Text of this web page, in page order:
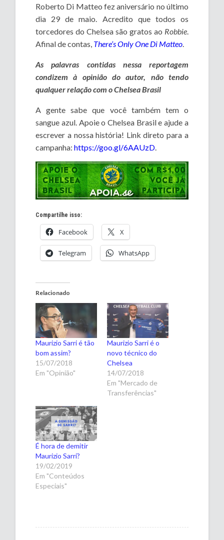
Roberto Di Matteo fez aniversário no último
dia 29 de maio. Acredito que todos os
torcedores do Chelsea são gratos ao Robbie.
Afinal de contas, There’s Only One Di Matteo
As palavras contidas nessa reportagem
condizem à opinião do autor, não tendo
qualquer relação com o Chelsea Brasil
A gente sabe que você também tem o
sangue azul. Apoie o Chelsea Brasil e ajude a
escrever a nossa história! Link direto para a
campanha:https://goo.gl/6AAUzD
Compartilhe isso:
Facebook X
Telegram WhatsApp
Relacionado
Maurizio Sarri é tão
bom assim?
15/07/2018
Em "Opinião"
Maurizio Sarri é o
novo técnico do
Chelsea
14/07/2018
Em "Mercado de
Transferências"
É hora de demitir
Maurizio Sarri?
19/02/2019
Em "Conteúdos
Especiais"